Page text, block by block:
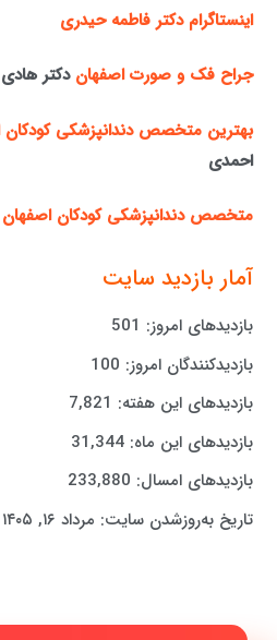
اینستاگرام دکتر فاطمه حیدری
جراح فک و صورت اصفهان دکتر
بهترین متخصص دندانپزشکی کودکان
احمدی
متخصص دندانپزشکی کودکان اصفهان
آمار بازدید سایت
بازدیدهای امروز: 501
بازدیدکنندگان امروز: 100
بازدیدهای این هفته: 7,821
بازدیدهای این ماه:31,344
بازدیدهای امسال: 233,880
تاریخ به‌روزشدن سایت: مرداد ۱۶, ۱۴۰۵